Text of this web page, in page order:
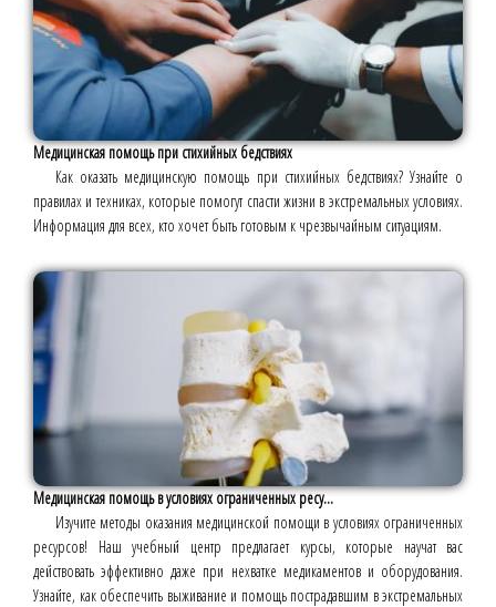
Медицинская помощь при стихийных бедствиях
Как оказать медицинскую помощь при стихийных бедствиях? Узнайте о
правилах и техниках, которые помогут спасти жизни в экстремальных условиях.
Информация для всех, кто хочет быть готовым к чрезвычайным ситуациям.
Медицинская помощь в условиях ограниченных ресу...
Изучите методы оказания медицинской помощи в условиях ограниченных
ресурсов! Наш учебный центр предлагает курсы, которые научат вас
действовать эффективно даже при нехватке медикаментов и оборудования.
Узнайте, как обеспечить выживание и помощь пострадавшим в экстремальных